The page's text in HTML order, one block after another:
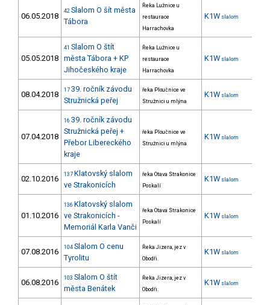
06.05.2018
42 Slalom O šít města
Tábora
Řeka Lužnice u
restaurace
Harrachovka
K1W slalom
05.05.2018
41 Slalom O štít
města Tábora + KP
Jihočeského kraje
Řeka Lužnice u
restaurace
Harrachovka
K1W slalom
08.04.2018 17 39. ročník závodu
Stružnická peřej
řeka Ploučnice ve
Stružnici u mlýna
K1W slalom
07.04.2018
16 39. ročník závodu
Stružnická peřej +
Přebor Libereckého
kraje
řeka Ploučnice ve
Stružnici u mlýna
K1W slalom
02.10.2016 137 Klatovský slalom
ve Strakonicích
řeka Otava Strakonice
Poskalí
K1W slalom
01.10.2016
136 Klatovský slalom
ve Strakonicích -
Memoriál Karla Vanči
řeka Otava Strakonice
Poskalí
K1W slalom
07.08.2016 104 Slalom O cenu
Tyrolitu
Řeka Jizera, jez v
Obodři.
K1W slalom
06.08.2016 103 Slalom O štít
města Benátek
Řeka Jizera, jez v
Obodři.
K1W slalom